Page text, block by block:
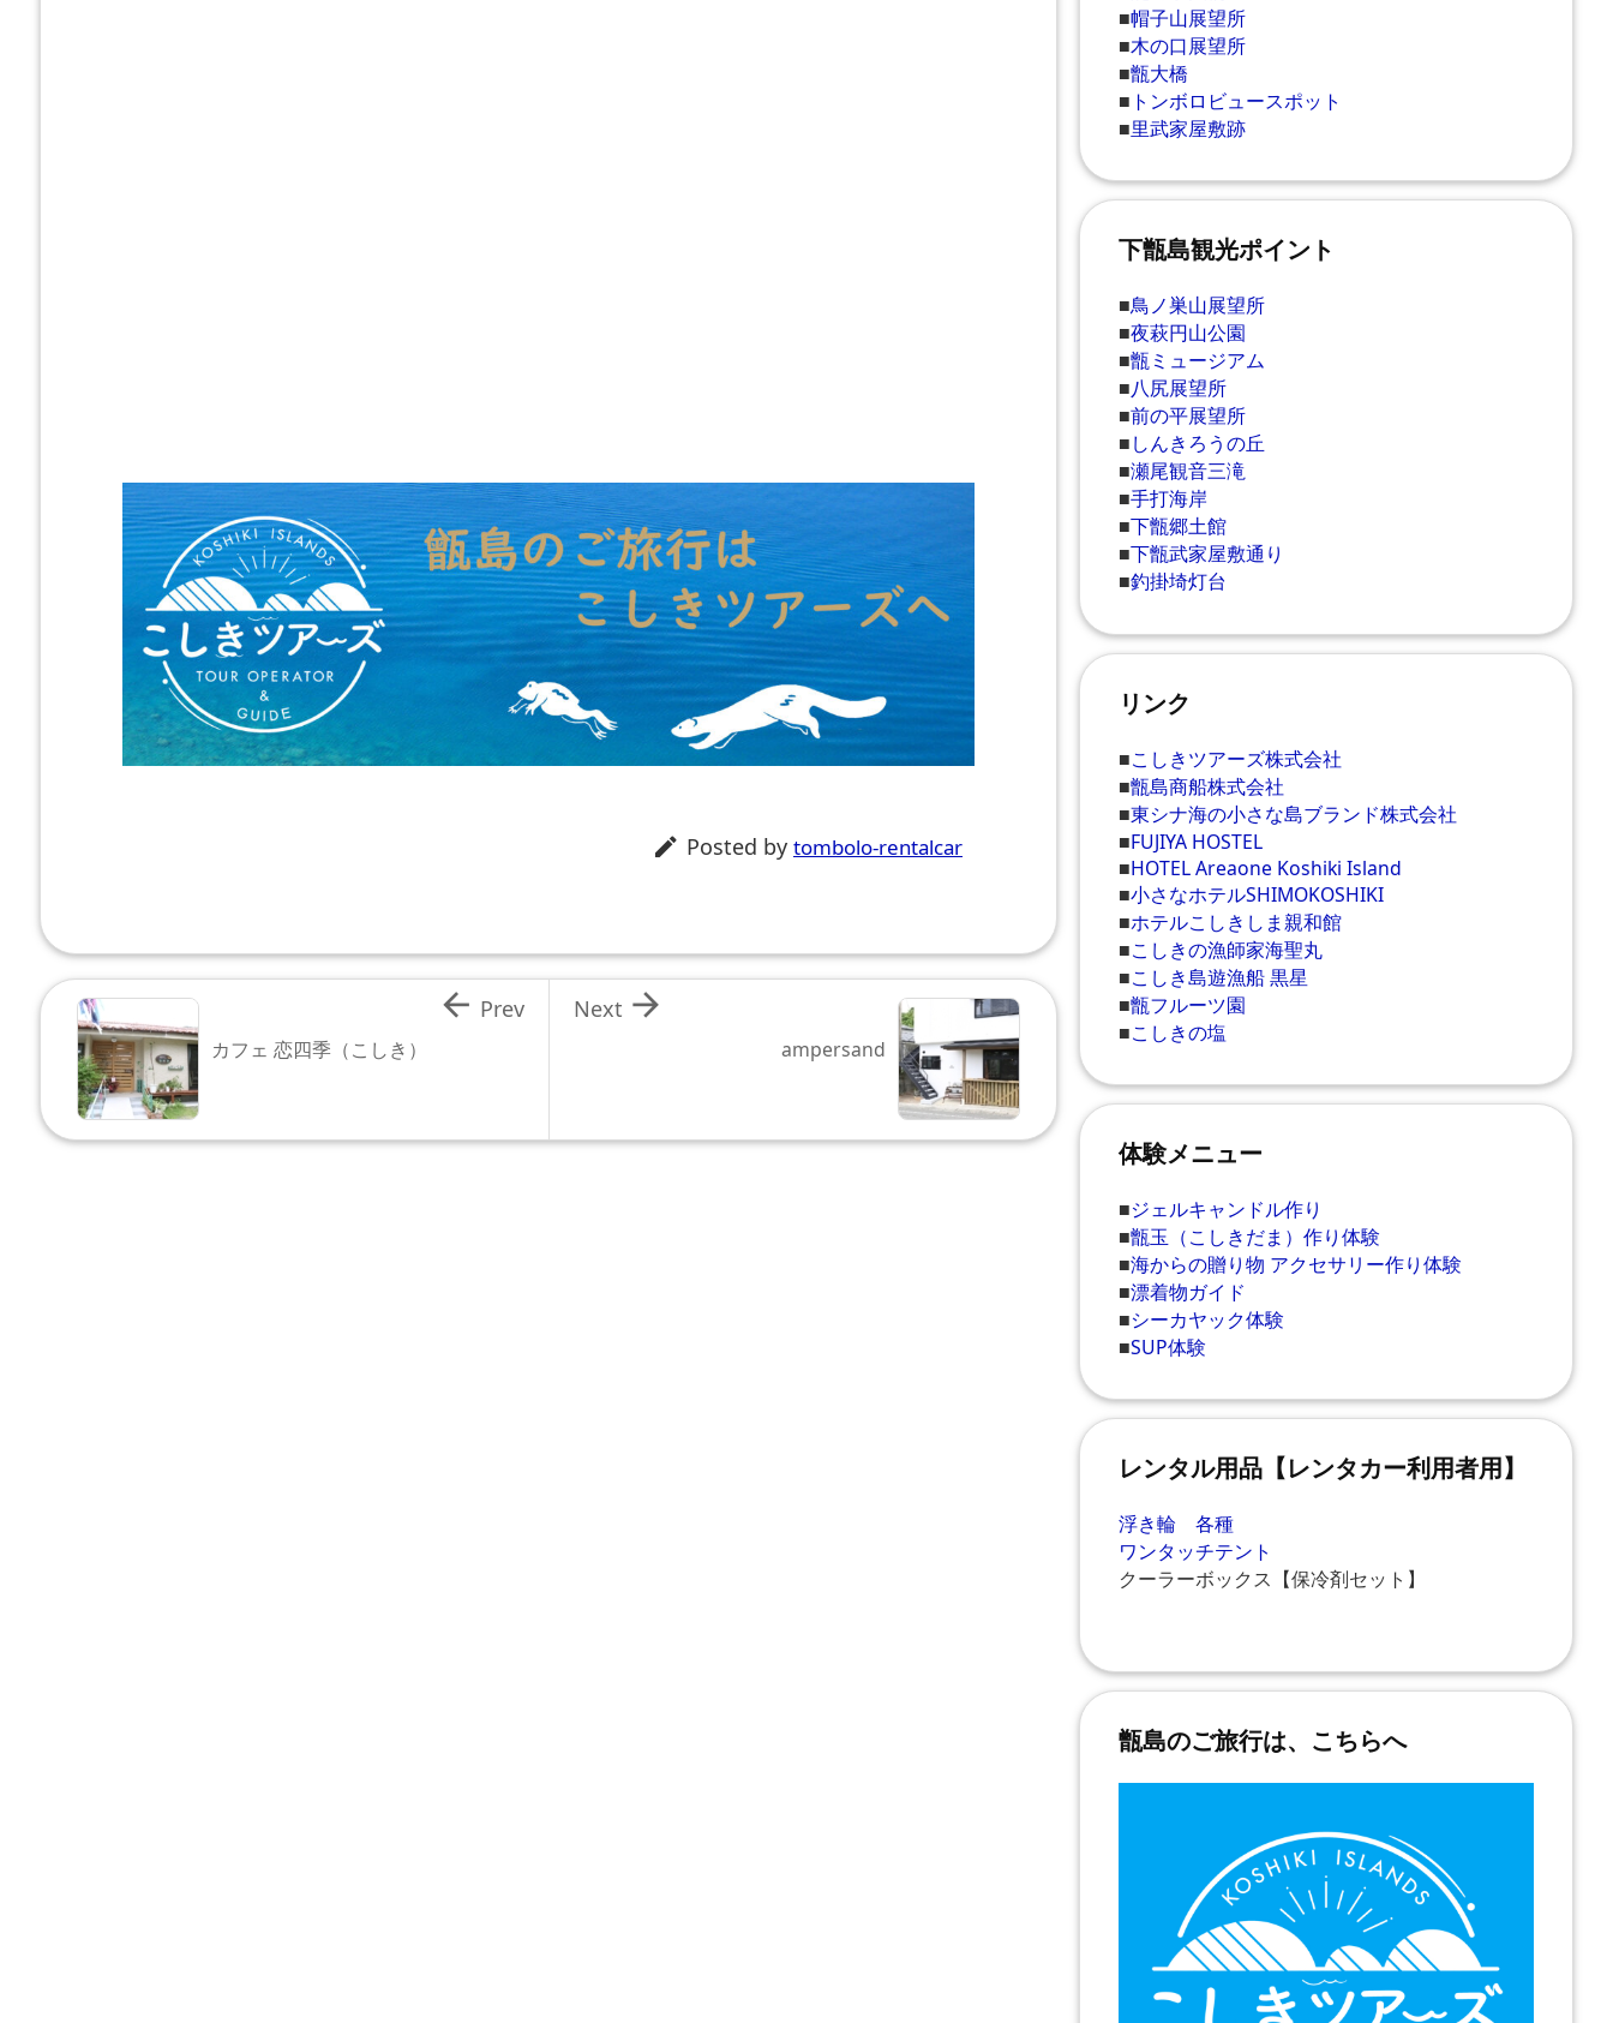
 Posted by tombolo-rentalcar
ampersand

Next
カフェ 恋四季（こしき）
 Prev
■帽子山展望所
■木の口展望所
■甑大橋
■ トンボロビュースポット
■里武家屋敷跡
下甑島観光ポイント
■鳥ノ巣山展望所
■夜萩円山公園
■甑ミュージアム
■八尻展望所
■前の平展望所
■しんきろうの丘
■瀬尾観音三滝
■手打海岸
■下甑郷土館
■下甑武家屋敷通り
■釣掛埼灯台
リンク
■こしきツアーズ株式会社
■甑島商船株式会社
■東シナ海の小さな島ブランド株式会社
■FUJIYA HOSTEL
■HOTEL Areaone Koshiki Island
■小さなホテルSHIMOKOSHIKI
■ホテルこしきしま親和館
■こしきの漁師家海聖丸
■こしき島遊漁船 黒星
■甑フルーツ園
■こしきの塩
体験メニュー
■ジェルキャンドル作り
■甑玉（こしきだま）作り体験
■海からの贈り物 アクセサリー作り体験
■漂着物ガイド
■シーカヤック体験
■SUP体験
レンタル用品【レンタカー利用者用】
浮き輪 各種
ワンタッチテント
クーラーボックス【保冷剤セット】
甑島のご旅行は、こちらへ